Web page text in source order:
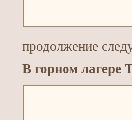
продолжение
В горном